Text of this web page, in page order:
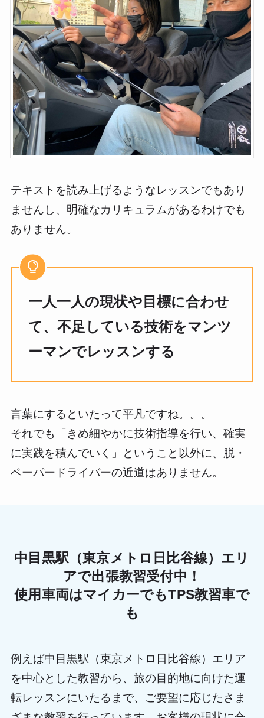
テキストを読み上げるようなレッスンでもあり
ませんし、明確なカリキュラムがあるわけでも
ありません。
一人一人の現状や目標に合わせ
て、不足している技術をマンツ
ーマンでレッスンする
言葉にするといたって平凡ですね。。。
それでも「きめ細やかに技術指導を行い、確実
に実践を積んでいく」ということ以外に、脱・
ペーパードライバーの近道はありません。
中目黒駅（東京メトロ日比谷線）エリ
アで出張教習受付中！
使用車両はマイカーでもTPS教習車で
も
例えば中目黒駅（東京メトロ日比谷線）エリア
を中心とした教習から、旅の目的地に向けた運
転レッスンにいたるまで、ご要望に応じたさま